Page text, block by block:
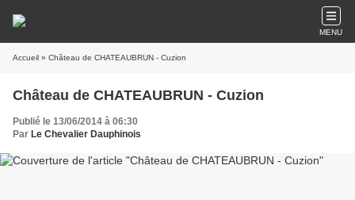
MENU
Accueil » Château de CHATEAUBRUN - Cuzion
Château de CHATEAUBRUN - Cuzion
Publié le 13/06/2014 à 06:30
Par Le Chevalier Dauphinois